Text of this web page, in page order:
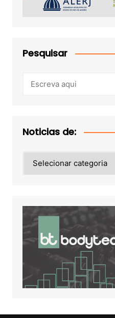
Pesquisar
Noticias de:
de: